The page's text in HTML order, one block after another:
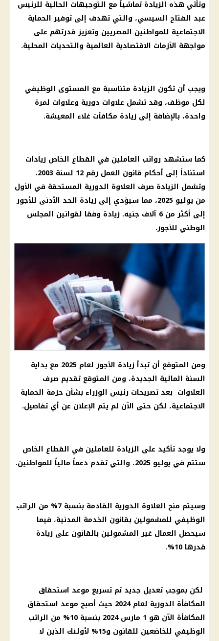
وتأتي هذه الزيادة تماشياً مع التوجيهات الحالية للرئيس
عبد الفتاح السيسي، والتي تهدف إلى توفير الحماية
الاجتماعية للمواطنين المصريين وتعزيز قدرتهم على
مواجهة الأزمات الاقتصادية العالمية والتحديات المحلية.
ويجب أن تكون الزيادة متناسبة مع المستوى الوظيفي
لكل موظف، وقد تشمل علاوات دورية وعلاوات لمرة
واحدة، بالإضافة إلى زيادة مكافآت غلاء المعيشة.
كما ستشهد رواتب العاملين في القطاع الخاص زيادات
استناداً إلى أحكام قانون العمل رقم 12 لسنة 2003،
وتشمل الزيادة صرف العلاوة الدورية المستحقة في الأول
من يوليو 2025، مما سيؤدي إلى زيادة الحد الأدنى للأجور
إلى أكثر من 6 آلاف جنيه. زيادة وفقا لقوانين المجلس
الوطني للأجور.
ومن المتوقع أن تبدأ زيادة الأجور لعام 2025 مع بداية
السنة المالية الجديدة، ومن المتوقع تقديم صرف
العلاوات بعد تصريحات رئيس الوزراء بشأن حزمة الحماية
الاجتماعية، لكن حتى الآن لم يتم الإعلان عن أي تفاصيل.
ولا يوجد تأكيد على الزيادة للعاملين في القطاع الخاص
ستتم في يوليو 2025، والتي تقدم دعماً مالياً للمواطنين.
وسيتم منح العلاوة الدورية القادمة بنسبة 7% من الراتب
الوظيفي للمشمولين بقانون الخدمة المدنية، فيما
سيحصل العمال غير المشمولين بالقانون على زيادة
قدرها 10%.
لكن بموجب تعديل جديد تم تسريع موعد استحقاق
المكافأة الدورية لعام 2024 حيث أصبح موعد استحقاق
المكافأة الآن هو 1 مارس 2024 بنسبة 10% من الراتب
الوظيفي للخاضعين للقانون و15% لأولئك الذين لا